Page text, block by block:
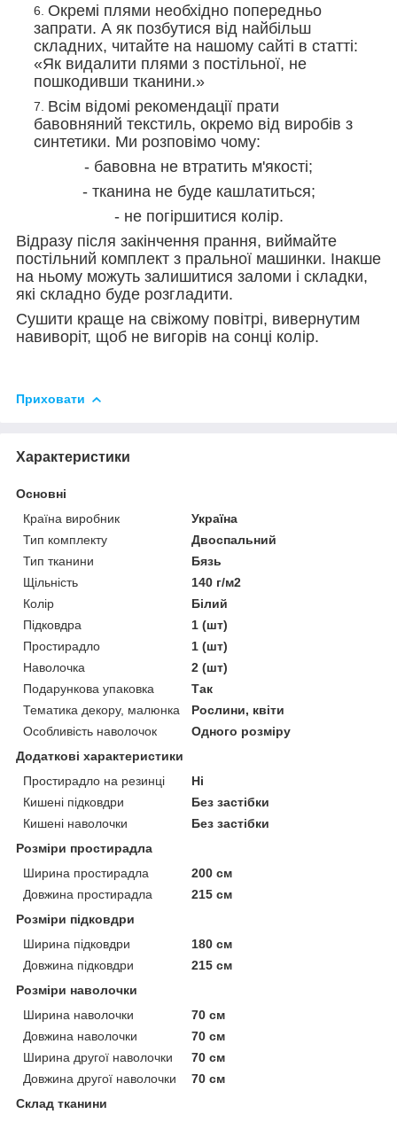
Окремі плями необхідно попередньо
запрати. А як позбутися від найбільш
складних, читайте на нашому сайті в статті:
«Як видалити плями з постільної, не
пошкодивши тканини.»
Всім відомі рекомендації прати
бавовняний текстиль, окремо від виробів з
синтетики. Ми розповімо чому:
- бавовна не втратить м'якості;
- тканина не буде кашлатиться;
- не погіршитися колір.
Відразу після закінчення прання, виймайте
постільний комплект з пральної машинки. Інакше
на ньому можуть залишитися заломи і складки,
які складно буде розгладити.
Сушити краще на свіжому повітрі, вивернутим
навиворіт, щоб не вигорів на сонці колір.
Приховати
Характеристики
Основні
Країна виробник
Україна
Тип комплекту
Двоспальний
Тип тканини
Бязь
Щільність
140 г/м2
Колір
Білий
Підковдра
1 (шт)
Простирадло
1 (шт)
Наволочка
2 (шт)
Подарункова упаковка
Так
Тематика декору, малюнка
Рослини, квіти
Особливість наволочок
Одного розміру
Додаткові характеристики
Простирадло на резинці
Ні
Кишені підковдри
Без застібки
Кишені наволочки
Без застібки
Розміри простирадла
Ширина простирадла
200 см
Довжина простирадла
215 см
Розміри підковдри
Ширина підковдри
180 см
Довжина підковдри
215 см
Розміри наволочки
Ширина наволочки
70 см
Довжина наволочки
70 см
Ширина другої наволочки
70 см
Довжина другої наволочки
70 см
Склад тканини